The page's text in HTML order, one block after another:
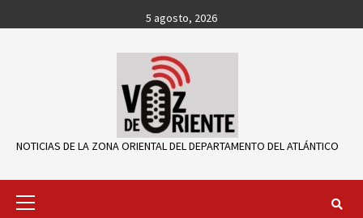
to
5 agosto, 2026
NOTICIAS DE LA ZONA ORIENTAL DEL DEPARTAMENTO DEL ATLÁNTICO
Primary